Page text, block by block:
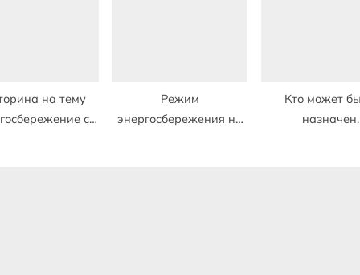
на тему
с
Режим
энергосбережения на
Кто может
назначен